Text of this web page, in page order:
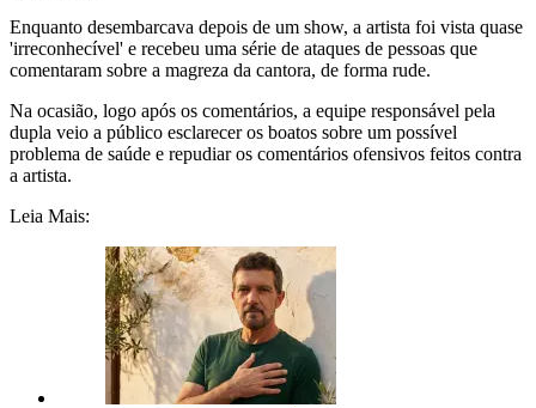
Enquanto desembarcava depois de um show, a artista foi vista quase
'irreconhecível' e recebeu uma série de ataques de pessoas que
comentaram sobre a magreza da cantora, de forma rude.
Na ocasião, logo após os comentários, a equipe responsável pela
dupla veio a público esclarecer os boatos sobre um possível
problema de saúde e repudiar os comentários ofensivos feitos contra
a artista.
Leia Mais: